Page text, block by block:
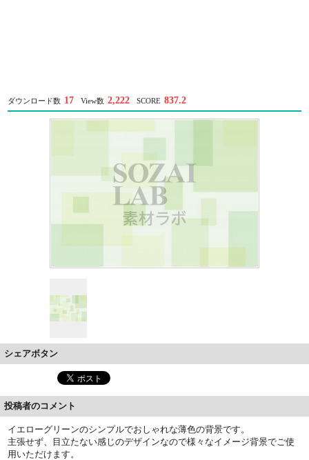
ダウンロード数 17 View数 2,222 SCORE 837.2
シェアボタン
投稿者のコメント
イエローグリーンのシンプルでおしゃれな薄色の背景です。
主張せず、目立たない感じのデザインなので様々なイメージ背景でご使
用いただけます。